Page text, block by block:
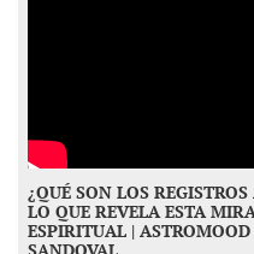
¿QUÉ SON LOS
LO QUE REVELA ESTA
ESPIRITUAL |